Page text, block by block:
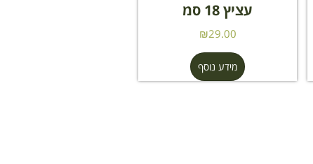
עציץ 18 סמ
₪29.00
מידע נוסף